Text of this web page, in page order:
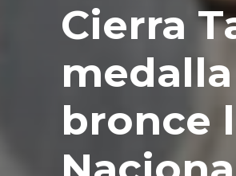
Cierra
bronce